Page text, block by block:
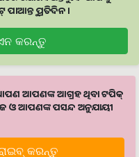
ପ୍ରତିଦିନ ।
କରନ୍ତୁ
ଆପଣଙ୍କ ଆଗ୍ରହ ଥିବା ଟପିକ୍‌
ଓ ଆପଣଙ୍କ ପସନ୍ଦ ଅନୁଯାୟୀ
କରନ୍ତୁ